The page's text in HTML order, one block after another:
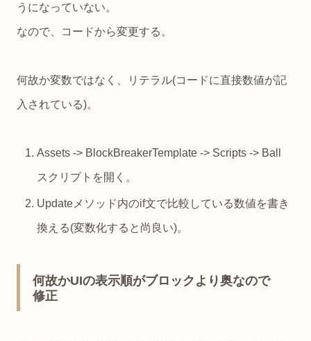
うになっていない。
なので、コードから変更する。
何故か変数ではなく、リテラル(コードに直接数値が記
入されている)。
Assets -> BlockBreakerTemplate -> Scripts -> Ball
スクリプトを開く。
Updateメソッド内のif文で比較している数値を書き
換える(変数化すると尚良い)。
何故かUIの表示順がブロックより奥なので
修正